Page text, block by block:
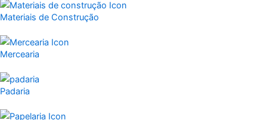
Materiais de Construção
Mercearia
Padaria